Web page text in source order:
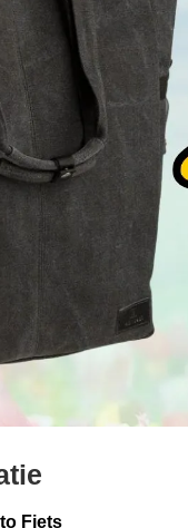
Fiets